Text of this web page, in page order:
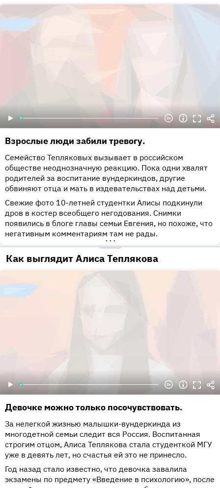
Взрослые люди забили тревогу.
Семейство Тепляковых вызывает в российском
обществе неоднозначную реакцию. Пока одни хвалят
родителей за воспитание вундеркиндов, другие
обвиняют отца и мать в издевательствах над детьми.
Свежие фото 10-летней студентки Алисы подкинули
дров в костер всеобщего негодования. Снимки
появились в блоге главы семьи Евгения, но похоже, что
негативным комментариям там не рады.
•••
Как выглядит Алиса Теплякова
Девочке можно только посочувствовать.
За нелегкой жизнью малышки-вундеркинда из
многодетной семьи следит вся Россия. Воспитанная
строгим отцом, Алиса Теплякова стала студенткой МГУ
уже в девять лет, но счастья ей это не принесло.
Год назад стало известно, что девочка завалила
экзамены по предмету «Введение в психологию», после